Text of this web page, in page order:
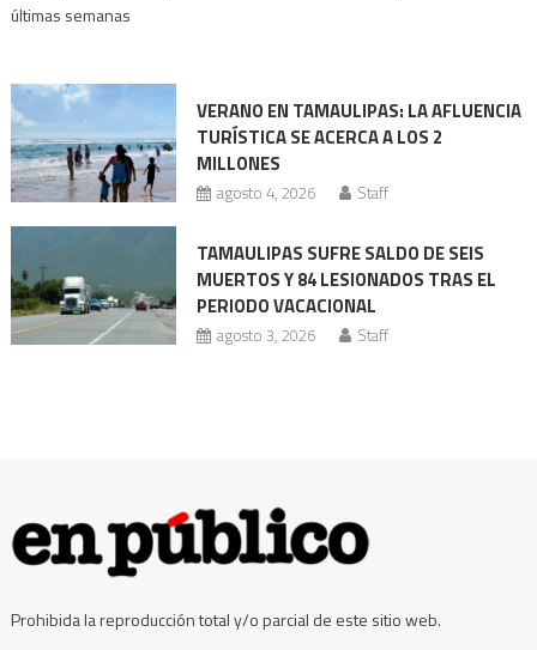
últimas semanas
VERANO EN TAMAULIPAS: LA AFLUENCIA
TURÍSTICA SE ACERCA A LOS 2
MILLONES
agosto 4, 2026 Staff
TAMAULIPAS SUFRE SALDO DE SEIS
MUERTOS Y 84 LESIONADOS TRAS EL
PERIODO VACACIONAL
agosto 3, 2026 Staff
Prohibida la reproducción total y/o parcial de este sitio web.